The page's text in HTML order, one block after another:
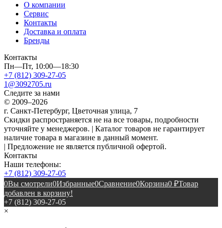
О компании
Сервис
Контакты
Доставка и оплата
Бренды
Контакты
Пн—Пт, 10:00—18:30
+7 (812) 309-27-05
1@3092705.ru
Следите за нами
© 2009–2026
г. Санкт-Петербург, Цветочная улица, 7
Скидки распространяется не на все товары, подробности
уточняйте у менеджеров. | Каталог товаров не гарантирует
наличие товара в магазине в данный момент.
| Предложение не является публичной офертой.
Контакты
Наши телефоны:
+7 (812) 309-27-05
0Вы смотрели0Избранные0Сравнение0Корзина0 ₽Товар
добавлен в корзину!
+7 (812) 309-27-05
×